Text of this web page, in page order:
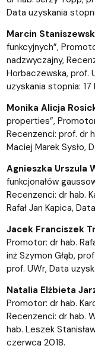
Data uzyskania
Marcin
funkcyjnych”,
nadzwyczajny,
Horbaczewska, prof.
uzyskania stopnia:
Monika Alicja
properties”,
Recenzenci: prof. dr
Maciej Marek Sysło,
Agnieszka Urszula
funkcjonałów
Recenzenci: dr hab.
Rafał Jan Kapica,
Jacek Franciszek
Promotor: dr hab.
inż Szymon Głąb,
prof. UWr, Data
Natalia Elżbieta
Promotor: dr hab.
Recenzenci: dr hab.
hab. Leszek
czerwca 2018.